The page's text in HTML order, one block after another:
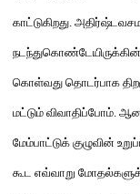
காட்டுகிறது.
நடந்துகொண்டேயிருக்
கொள்வது தொடர்பாக
மட்டும் விவாதிப்போம்.
மேம்பாட்டுக் குழுவின்
கூட எவ்வாறு